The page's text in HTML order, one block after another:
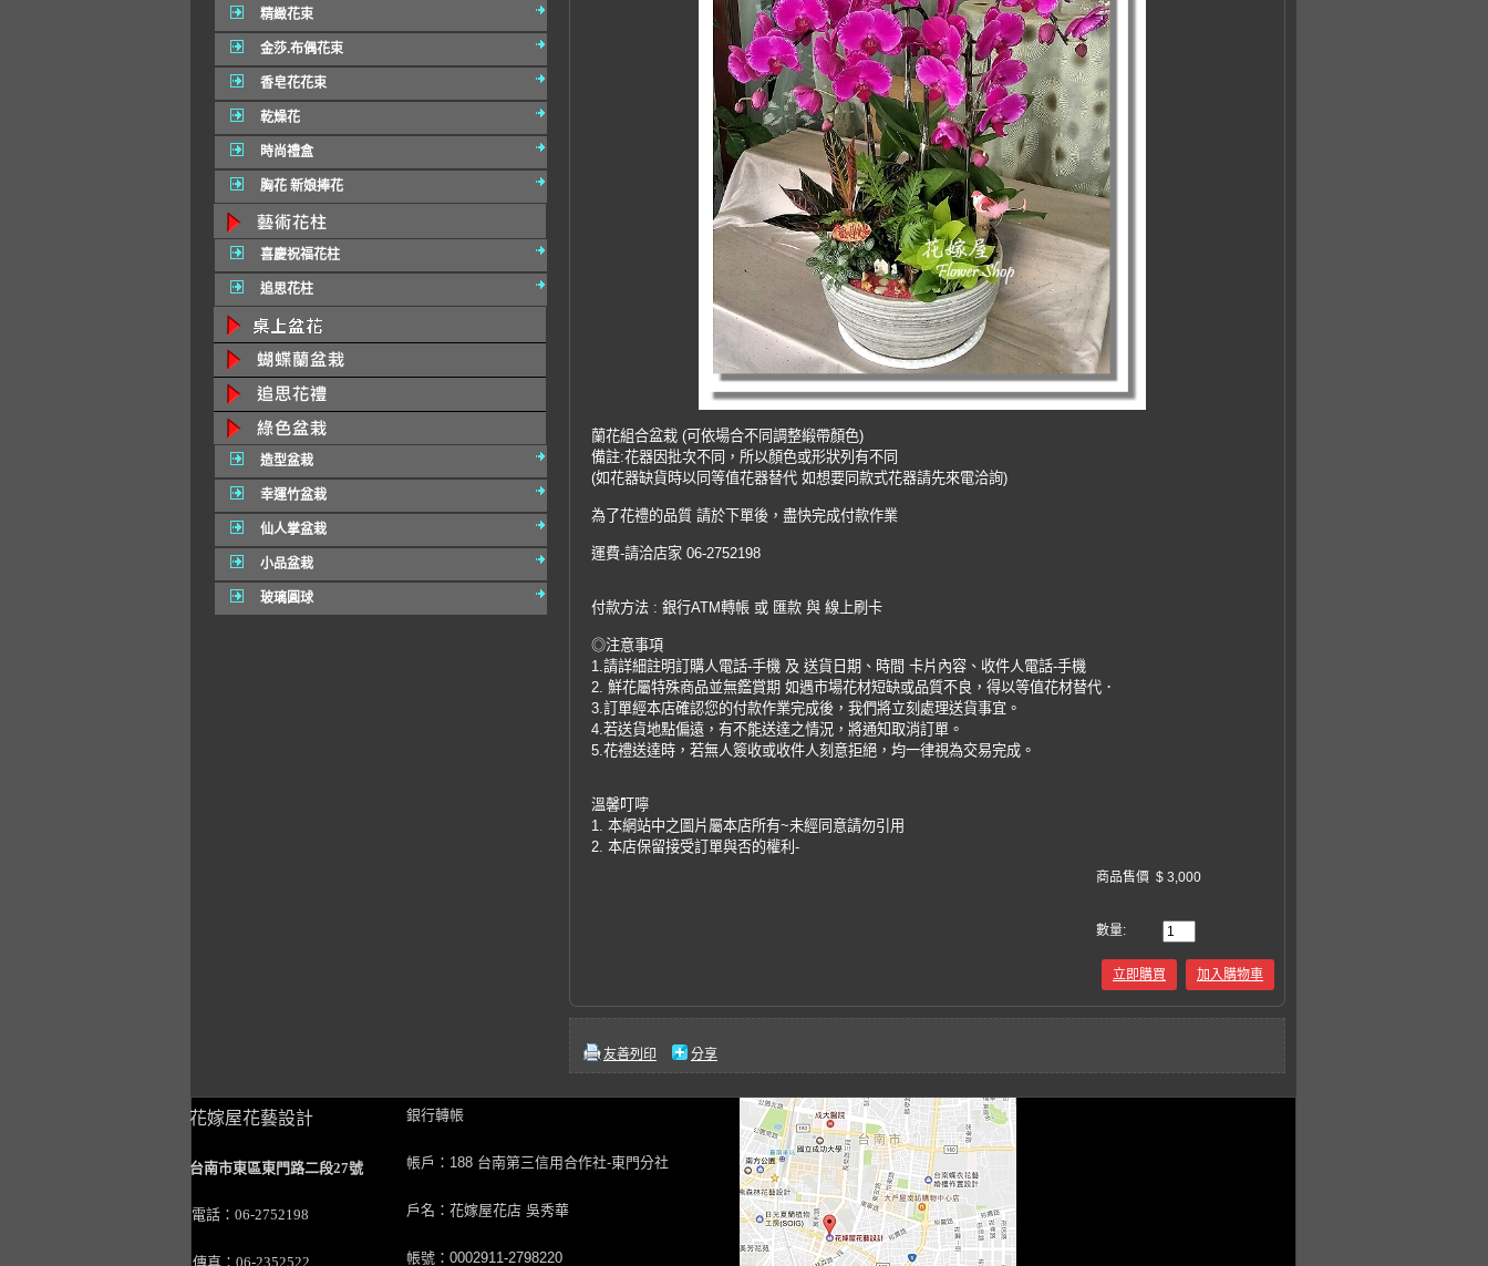
精緻花束
金莎.布偶花束
香皂花花束
乾燥花
時尚禮盒
胸花 新娘捧花
喜慶祝福花柱
追思花柱
造型盆栽
幸運竹盆栽
仙人掌盆栽
小品盆栽
玻璃圓球
蘭花組合盆栽 (可依場合不同調整緞帶顏色)
備註:花器因批次不同，所以顏色或形狀列有不同
(如花器缺貨時以同等值花器替代 如想要同款式花器請先來電洽詢)
為了花禮的品質 請於下單後，盡快完成付款作業
運費-請洽店家 06-2752198
付款方法 : 銀行ATM轉帳 或 匯款 與 線上刷卡
◎注意事項
1.請詳細註明訂購人電話-手機 及 送貨日期、時間 卡片內容、收件人電話-手機
2. 鮮花屬特殊商品並無鑑賞期 如遇市場花材短缺或品質不良，得以等值花材替代．
3.訂單經本店確認您的付款作業完成後，我們將立刻處理送貨事宜。
4.若送貨地點偏遠，有不能送達之情況，將通知取消訂單。
5.花禮送達時，若無人簽收或收件人刻意拒絕，均一律視為交易完成。
溫馨叮嚀
1. 本網站中之圖片屬本店所有~未經同意請勿引用
2. 本店保留接受訂單與否的權利-
商品售價 $ 3,000
數量:
立即購買 加入購物車
友善列印 分享
花嫁屋花藝設計
台南市東區東門路二段27號
電話：06-2752198
傳真：06-2352522
銀行轉帳
帳戶：188 台南第三信用合作社-東門分社
戶名：花嫁屋花店 吳秀華
帳號：0002911-2798220